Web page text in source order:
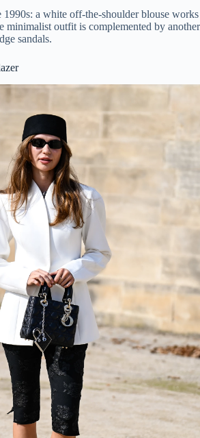
a white off-the-shoulder blouse works
minimalist outfit is complemented by another
sandals.